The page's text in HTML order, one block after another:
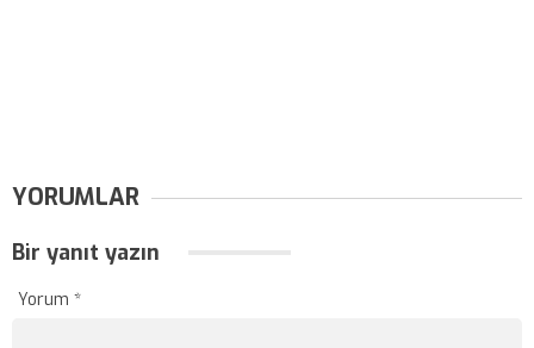
YORUMLAR
Bir yanıt yazın
Yorum *